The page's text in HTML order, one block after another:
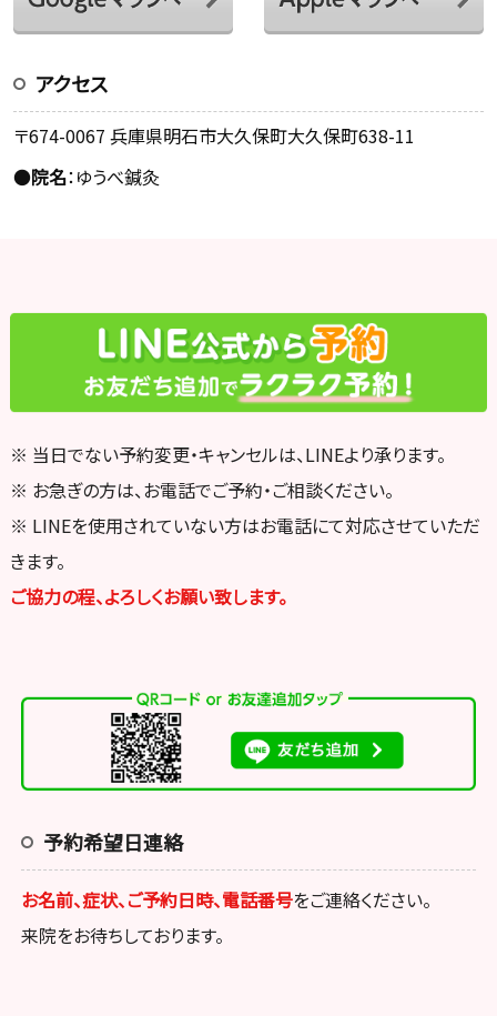
アクセス
〒674-0067 兵庫県明石市大久保町大久保町638-11
●院名：ゆうべ鍼灸
※ 当日でない予約変更・キャンセルは、LINEより承ります。
※ お急ぎの方は、お電話でご予約・ご相談ください。
※ LINEを使用されていない方はお電話にて対応させていただ
きます。
ご協力の程、よろしくお願い致します。
予約希望日連絡
お名前、症状、ご予約日時、電話番号をご連絡ください。
来院をお待ちしております。